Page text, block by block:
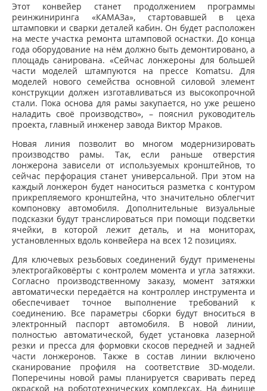
Этот конвейер станет продолжением программы
реинжиниринга «КАМАЗа», стартовавшей в цеха
штамповки и сварки деталей кабин. Он будет расположен
на месте участка ремонта штамповой оснастки. До конца
года оборудование на нём должно быть демонтировано, а
площадь санирована. «Сейчас лонжероны для большей
части моделей штампуются на прессе Komatsu. Для
моделей нового семейства основной силовой элемент
конструкции должен изготавливаться из высокопрочной
стали. Пока основа для рамы закупается, но уже решено
наладить своё производство», – пояснил руководитель
проекта, главный инженер завода Виктор Мраков.
Новая линия позволит во многом модернизировать
производство рамы. Так, если раньше отверстия
лонжерона зависели от используемых кронштейнов, то
сейчас перфорация станет универсальной. При этом на
каждый лонжерон будет наноситься разметка с контуром
прикрепляемого кронштейна, что значительно облегчит
компоновку автомобиля. Дополнительные визуальные
подсказки будут транслироваться при помощи подсветки
ячейки, в которой лежит деталь, и на мониторах,
установленных вдоль конвейера на всех 12 позициях.
Для ключевых резьбовых соединений будут применены
электрогайковёрты с контролем момента и угла затяжки.
Согласно производственному заказу, момент затяжки
автоматически передаётся на контроллер инструмента и
обеспечивает точное выполнение требований к
соединению. Все параметры сборки будут вноситься в
электронный паспорт автомобиля. В новой линии,
полностью автоматической, будет установка лазерной
резки и пресса для формовки скосов передней и задней
части лонжеронов. Также в состав линии включено
сканирование профиля на соответствие 3D-модели.
Поперечины новой рамы планируется сваривать перед
окраской на робототехнических комплексах. На финише